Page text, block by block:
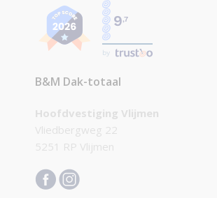
9,7
by
B&M Dak-totaal
Hoofdvestiging Vlijmen
Vliedbergweg 22
5251 RP Vlijmen